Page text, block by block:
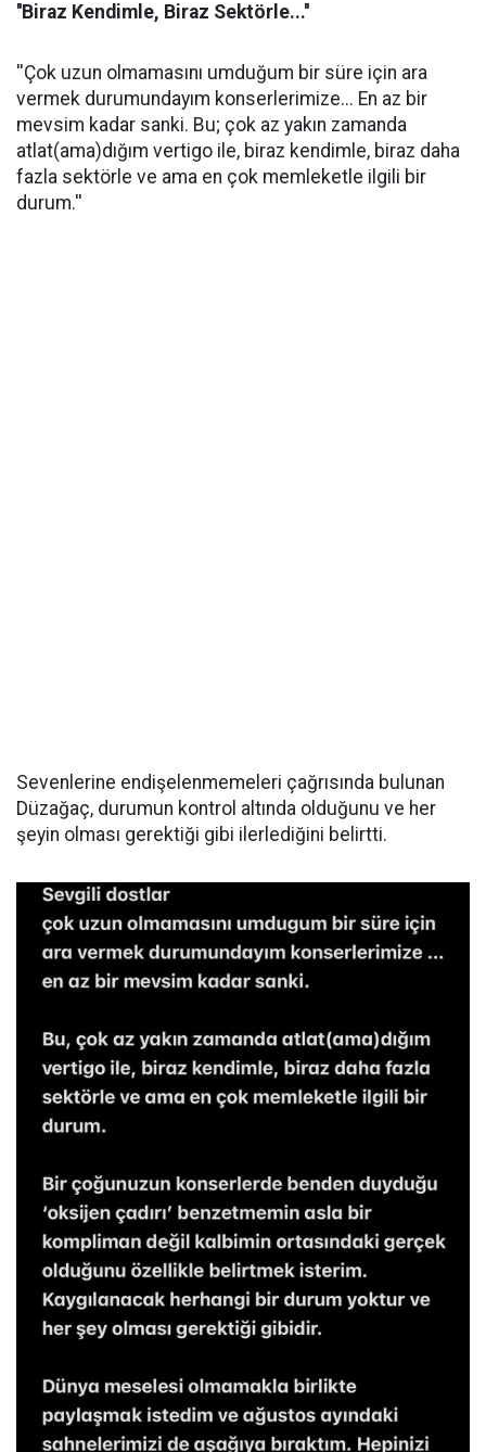
''Biraz Kendimle, Biraz Sektörle...''
''Çok uzun olmamasını umduğum bir süre için ara
vermek durumundayım konserlerimize... En az bir
mevsim kadar sanki. Bu; çok az yakın zamanda
atlat(ama)dığım vertigo ile, biraz kendimle, biraz daha
fazla sektörle ve ama en çok memleketle ilgili bir
durum.''
Sevenlerine endişelenmemeleri çağrısında bulunan
Düzağaç, durumun kontrol altında olduğunu ve her
şeyin olması gerektiği gibi ilerlediğini belirtti.